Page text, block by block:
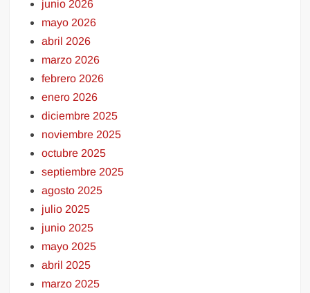
junio 2026
mayo 2026
abril 2026
marzo 2026
febrero 2026
enero 2026
diciembre 2025
noviembre 2025
octubre 2025
septiembre 2025
agosto 2025
julio 2025
junio 2025
mayo 2025
abril 2025
marzo 2025